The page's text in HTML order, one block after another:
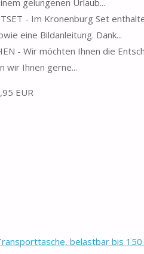
- Im Kronenburg Set
eine Bildanleitung. Dank...
- Wir möchten Ihnen die
wir Ihnen gerne...
EUR
belastbar bis 150